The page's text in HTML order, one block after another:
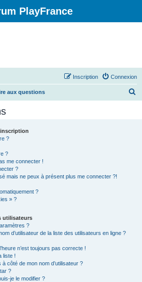
PlayFrance
Connexion
Inscription
aux questions
?
?
me connecter !
?
mais ne peux à présent plus me connecter ?!
?
» ?
utilisateurs
?
d’utilisateur de la liste des utilisateurs en ligne ?
n’est toujours pas correcte !
liste !
côté de mon nom d’utilisateur ?
?
je le modifier ?